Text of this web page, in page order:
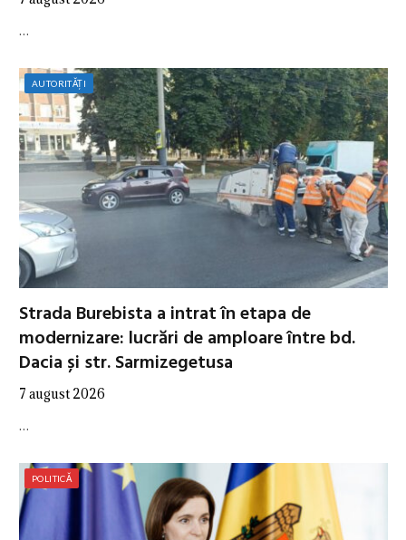
…
AUTORITĂȚI
Strada Burebista a intrat în etapa de
modernizare: lucrări de amploare între bd.
Dacia și str. Sarmizegetusa
7 august 2026
…
POLITICĂ